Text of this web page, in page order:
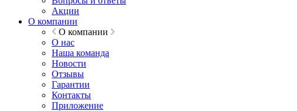
Акции
О компании
О компании
О нас
Наша команда
Новости
Отзывы
Гарантии
Контакты
Приложение